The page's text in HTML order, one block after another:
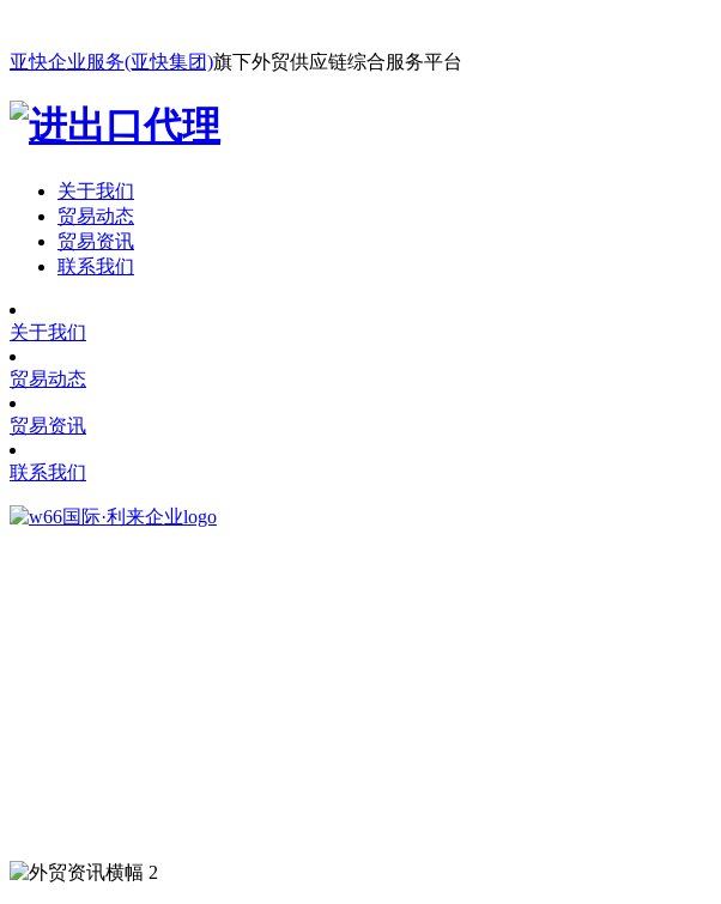
亚快企业服务(亚快集团)旗下外贸供应链综合服务平台
关于我们
贸易动态
贸易资讯
联系我们
关于我们
贸易动态
贸易资讯
联系我们